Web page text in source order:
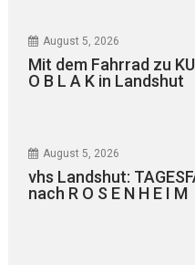
August 5, 2026
Mit dem Fahrrad zu
O B L A K in Landshut
August 5, 2026
vhs Landshut:
nach R O S E N H E I M